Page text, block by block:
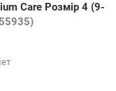
Care Розмір 4 (9-